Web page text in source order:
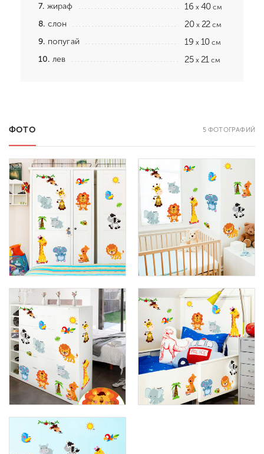
7. жираф 16 x40 см
8. слон 20 x22 см
9. попугай 19 x10 см
10. лев 25 x21 см
ФОТО 5 ФОТОГРАФИЙ